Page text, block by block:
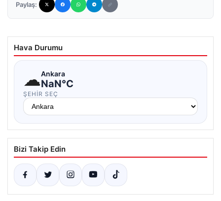
Paylaş:
Hava Durumu
☁Ankara
NaN°C
ŞEHIR SEÇ
Bizi Takip Edin